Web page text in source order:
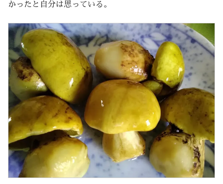
かったと自分は思っている。